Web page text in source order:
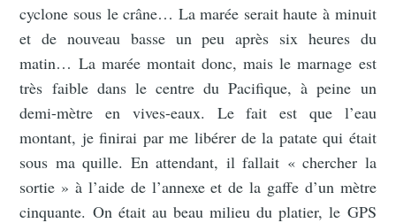
cyclone sous le crâne… La marée serait haute à minuit
et de nouveau basse un peu après six heures du
matin… La marée montait donc, mais le marnage est
très faible dans le centre du Pacifique, à peine un
demi-mètre en vives-eaux. Le fait est que l’eau
montant, je finirai par me libérer de la patate qui était
sous ma quille. En attendant, il fallait « chercher la
sortie » à l’aide de l’annexe et de la gaffe d’un mètre
cinquante. On était au beau milieu du platier, le GPS